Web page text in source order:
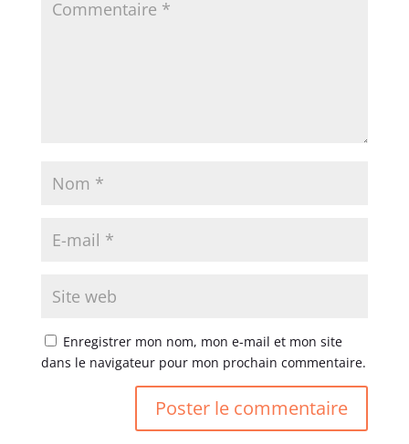
Enregistrer mon nom, mon e-mail et mon site
dans le navigateur pour mon prochain commentaire.